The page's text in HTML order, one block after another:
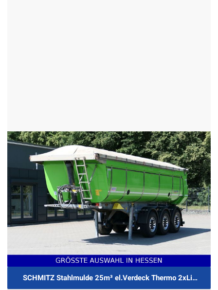
SCHMITZ Stahlmulde 25m³ el.Verdeck Thermo 2xLift